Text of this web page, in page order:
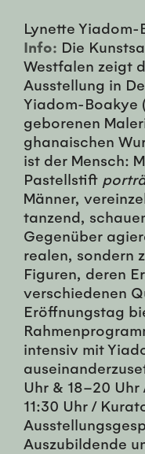
Lynette Yiadom-
Info: Die
Westfalen zeigt
Ausstellung in
Yiadom-Boakye
geborenen
ghanaischen
ist der Mensch:
Pastellstift
Männer,
tanzend,
Gegenüber
realen, sondern
Figuren, deren
verschiedenen
Eröffnungstag
intensiv mit
Uhr & 18–20
11:30 Uhr /
Auszubildende